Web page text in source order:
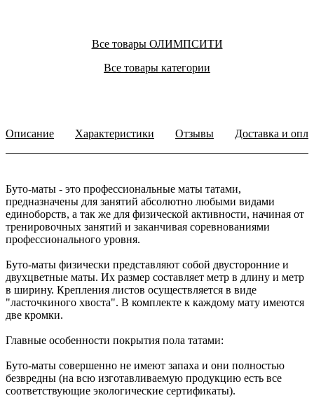
Все товары ОЛИМПСИТИ
Все товары категории
Описание Характеристики Отзывы Доставка и
Буто-маты - это профессиональные маты татами,
предназначены для занятий абсолютно любыми видами
единоборств, а так же для физической активности, начиная от
тренировочных занятий и заканчивая соревнованиями
профессионального уровня.
Буто-маты физически представляют собой двусторонние и
двухцветные маты. Их размер составляет метр в длину и метр
в ширину. Крепления листов осуществляется в виде
"ласточкиного хвоста". В комплекте к каждому мату имеются
две кромки.
Главные особенности покрытия пола татами:
Буто-маты совершенно не имеют запаха и они полностью
безвредны (на всю изготавливаемую продукцию есть все
соответствующие экологические сертификаты).